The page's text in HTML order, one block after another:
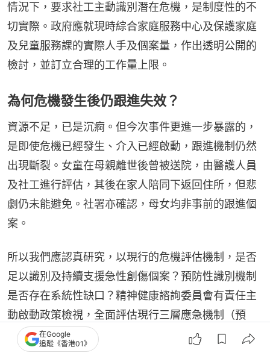
情況下，要求社工主動識別潛在危機，是制度性的不
切實際。政府應就現時綜合家庭服務中心及保護家庭
及兒童服務課的實際人手及個案量，作出透明公開的
檢討，並訂立合理的工作量上限。
為何危機發生後仍跟進失效？
資源不足，已是沉痾。但今次事件更進一步暴露的，
是即使危機已經發生、介入已經啟動，跟進機制仍然
出現斷裂。女童在母親離世後曾被送院，由醫護人員
及社工進行評估，其後在家人陪同下返回住所，但悲
劇仍未能避免。社署亦確認，母女均非事前的跟進個
案。
所以我們應認真研究，以現行的危機評估機制，是否
足以識別及持續支援急性創傷個案？預防性識別機制
是否存在系統性缺口？精神健康諮詢委員會有責任主
動啟動政策檢視，全面評估現行三層應急機制（預
防、識別、介入）在危急個案上的實際執行漏洞，而
非等待下一宗悲劇發生後才亡羊補牢。
在Google
追蹤《香港01》